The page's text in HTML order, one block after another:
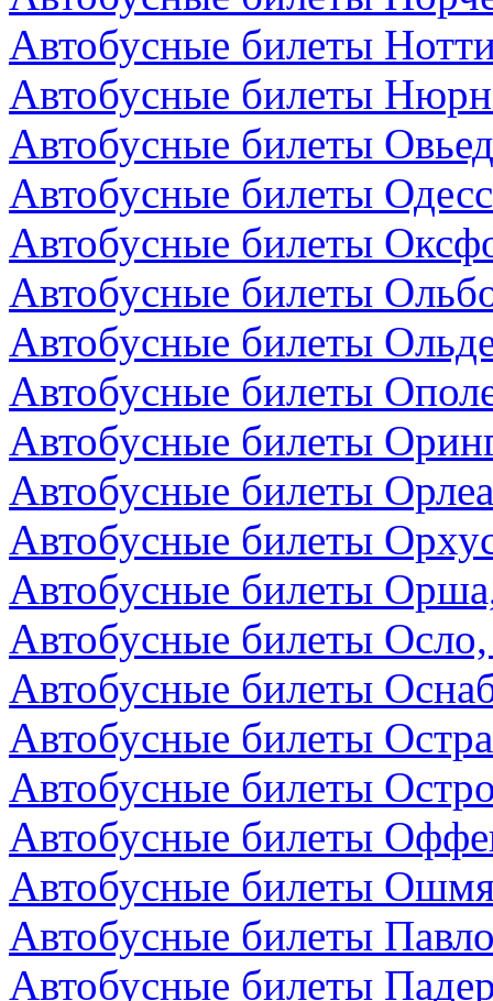
Автобусные билеты
Автобусные билеты
Автобусные билеты
Автобусные билеты
Автобусные билеты
Автобусные билеты
Автобусные билеты
Автобусные билеты
Автобусные билеты
Автобусные билеты
Автобусные билеты
Автобусные билеты
Автобусные билеты
Автобусные билеты
Автобусные билеты
Автобусные билеты
Автобусные билеты
Автобусные билеты
Автобусные билеты
Автобусные билеты